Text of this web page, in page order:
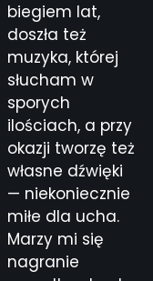
biegiem lat,
doszła też
muzyka, której
słucham w
sporych
ilościach, a przy
okazji tworzę też
własne dźwięki
— niekoniecznie
miłe dla ucha.
Marzy mi się
nagranie